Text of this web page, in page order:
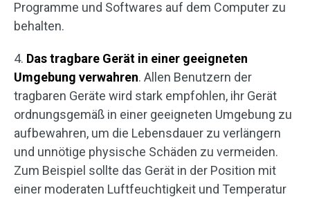
Programme und Softwares auf dem Computer zu
behalten.
4. Das tragbare Gerät in einer geeigneten
Umgebung verwahren. Allen Benutzern der
tragbaren Geräte wird stark empfohlen, ihr Gerät
ordnungsgemäß in einer geeigneten Umgebung zu
aufbewahren, um die Lebensdauer zu verlängern
und unnötige physische Schäden zu vermeiden.
Zum Beispiel sollte das Gerät in der Position mit
einer moderaten Luftfeuchtigkeit und Temperatur